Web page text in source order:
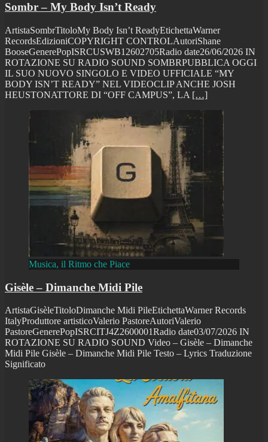
Sombr – My Body Isn’t Ready
ArtistaSombrTitoloMy Body Isn’t ReadyEtichettaWarner
RecordsEdizioniCOPYRIGHT CONTROLAutoriShane
BooseGenerePopISRCUSWB12602705Radio date26/06/2026 IN
ROTAZIONE SU RADIO SOUND SOMBRPUBBLICA OGGI
IL SUO NUOVO SINGOLO E VIDEO UFFICIALE “MY
BODY ISN’T READY” NEL VIDEOCLIP ANCHE JOSH
HEUSTONATTORE DI “OFF CAMPUS”, LA […]
Musica, il Ritmo che Piace
Gisèle – Dimanche Midi Pile
ArtistaGisèleTitoloDimanche Midi PileEtichettaWarner Records
ItalyProduttore artisticoValerio PastoreAutoriValerio
PastoreGenerePopISRCITJ4Z2600001Radio date03/07/2026 IN
ROTAZIONE SU RADIO SOUND Video – Gisèle – Dimanche
Midi Pile Gisèle – Dimanche Midi Pile Testo – Lyrics Traduzione
Significato